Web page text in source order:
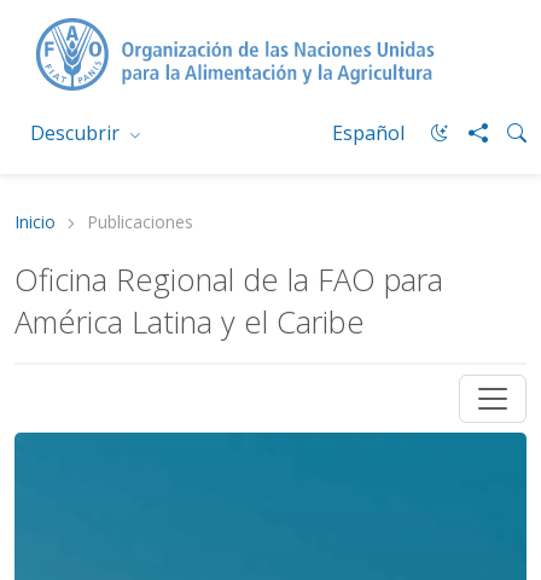
Descubrir Español
Inicio Publicaciones
Oficina Regional de la FAO para
América Latina y el Caribe